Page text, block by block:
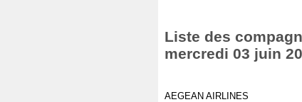
Liste des
mercredi 03 juin
AEGEAN AIRLINES